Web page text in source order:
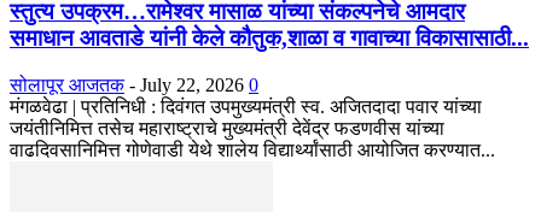
स्तुत्य उपक्रम…रामेश्वर मासाळ यांच्या संकल्पनेचे आमदार
समाधान आवताडे यांनी केले कौतुक,शाळा व गावाच्या विकासासाठी...
सोलापूर आजतक - July 22, 2026 0
मंगळवेढा | प्रतिनिधी : दिवंगत उपमुख्यमंत्री स्व. अजितदादा पवार यांच्या
जयंतीनिमित्त तसेच महाराष्ट्राचे मुख्यमंत्री देवेंद्र फडणवीस यांच्या
वाढदिवसानिमित्त गोणेवाडी येथे शालेय विद्यार्थ्यांसाठी आयोजित करण्यात...